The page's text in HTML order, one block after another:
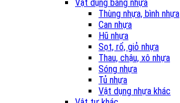
Vật dụng bằng nhựa
Thùng nhựa, bình nhựa
Can nhựa
Hũ nhựa
Sọt, rổ, giỏ nhựa
Thau, chậu, xô nhựa
Sóng nhựa
Tủ nhựa
Vật dụng nhựa khác